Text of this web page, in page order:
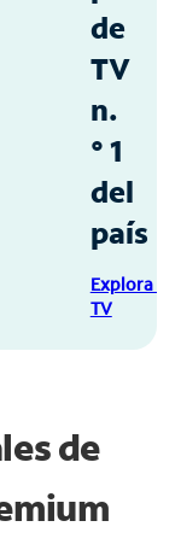
de
TV
n.
° 1
del
país
Explora
TV
de